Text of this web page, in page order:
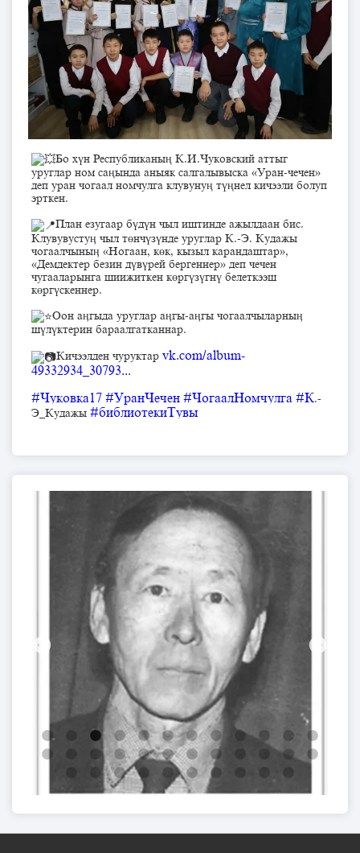
Бо хүн Республиканың К.И.Чуковский аттыг
уруглар ном саңында аныяк салгалывыска «Уран-чечен»
деп уран чогаал номчулга клувунуң түңнел кичээли болуп
эрткен.
План езугаар бүдүн чыл иштинде ажылдаан бис.
Клувувустуӊ чыл төнчүзүнде уруглар К.-Э. Кудажы
чогаалчыныӊ «Ногаан, көк, кызыл карандаштар»,
«Демдектер безин дүвүрей бергеннер» деп чечен
чугааларынга шиижиткен көргүзүгнү белеткээш
көргүскеннер.
Оон аӊгыда уруглар аӊгы-аӊгы чогаалчыларныӊ
шүлүктерин бараалгатканнар.
Кичээлден чуруктар vk.com/album-
49332934_30793...
#Чуковка17 #УранЧечен #ЧогаалНомчулга #К.-
Э_Кудажы #библиотекиТувы